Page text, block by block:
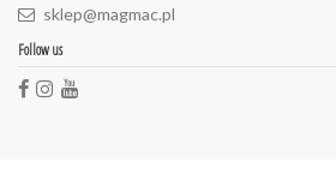
sklep@magmac.pl
Follow us